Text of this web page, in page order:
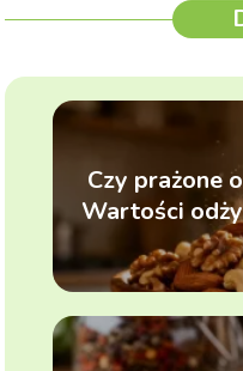
Czy prażone
Wartości